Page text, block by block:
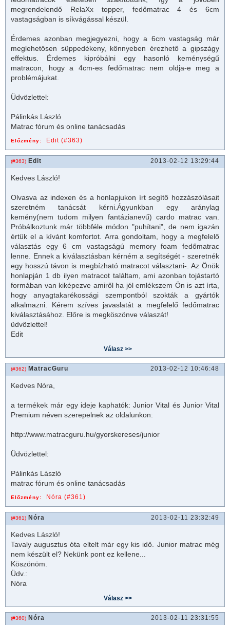
megrendelendő RelaXx topper, fedőmatrac4 és 6cm
vastagságban is síkvágással készül.
Érdemes azonban megjegyezni, hogy a 6cm vastagság már
meglehetősen süppedékeny, könnyeben érezhető a gipszágy
effektus. Érdemes kipróbálni egy hasonló keménységű
matracon, hogy a 4cm-es fedőmatrac nem oldja-e meg a
problémájukat.
Üdvözlettel:
Pálinkás László
Matrac fórum és online tanácsadás
Előzmény: Edit (#363)
(#363) Edit 2013-02-12 13:29:44
Kedves László!
Olvasva az indexen és a honlapjukon írt segítő hozzászólásait
szeretném tanácsát kérni. Ágyunkban egy aránylag
kemény(nem tudom milyen fantázianevű) cardo matracvan.
Próbálkoztunk már többféle módon "puhítani", de nem igazán
értük el a kívánt komfortot. Arra gondoltam, hogy a megfelelő
választás egy 6 cm vastagságú memory foam fedőmatrac
lenne. Ennek a kiválasztásban kérném a segítségét - szeretnék
egy hosszú távon is megbízható matracot választani-. Az Önök
honlapján 1 db ilyen matracot találtam, ami azonban tojástartó
formában van kiképezve amiről ha jól emlékszem Ön is azt írta,
hogy anyagtakarékossági szempontból szokták a gyártók
alkalmazni. Kérem szíves javaslatát a megfelelő fedőmatrac
kiválasztásához. Előre is megköszönve válaszát!
üdvözlettel!
Edit
(#362) MatracGuru 2013-02-12 10:46:48
Kedves Nóra,
a termékek már egy ideje kaphatók: Junior Vital és Junior Vital
Premium néven szerepelnek az oldalunkon:
http://www. matracguru.hu/gyorskereses/junior
Üdvözlettel:
Pálinkás László
matrac fórum és online tanácsadás
Előzmény: Nóra (#361)
(#361) Nóra 2013-02-11 23:32:49
Kedves László!
Tavaly augusztus óta eltelt már egy kis idő. Junior matracmég
nem készült el? Nekünk pont ez kellene...
Köszönöm.
Üdv.:
Nóra
(#360) Nóra 2013-02-11 23:31:55